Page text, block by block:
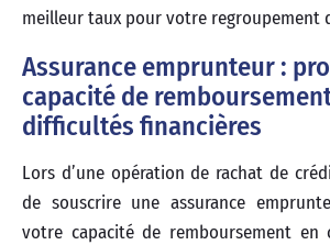
meilleur taux pour votre regroupement
Assurance emprunteur :
capacité de
difficultés financières
Lors d’une opération de rachat de
de souscrire une assurance
votre capacité de remboursement en